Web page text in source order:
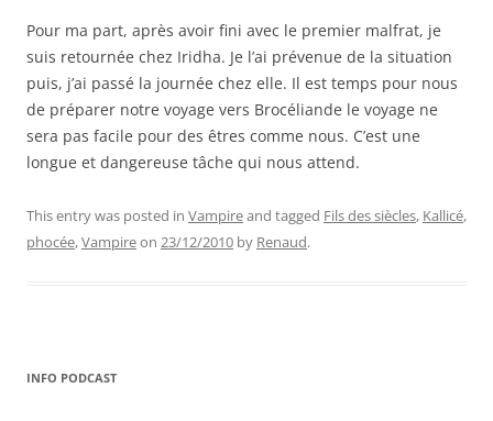
Pour ma part, après avoir fini avec le premier malfrat, je
suis retournée chez Iridha. Je l’ai prévenue de la situation
puis, j’ai passé la journée chez elle. Il est temps pour nous
de préparer notre voyage vers Brocéliande le voyage ne
sera pas facile pour des êtres comme nous. C’est une
longue et dangereuse tâche qui nous attend.
This entry was posted in Vampireand tagged Fils des siècles, Kallicé,
phocée,Vampireon 23/12/2010 by Renaud.
INFO PODCAST